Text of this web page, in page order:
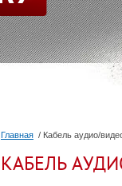
Главная / Кабель аудио/
КАБЕЛЬ